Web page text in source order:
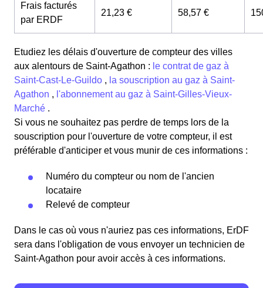
Frais facturés
par ERDF
21,23 € 58,57 €
Etudiez les délais d'ouverture de compteur des villes
aux alentours de Saint-Agathon : le contrat de gaz à
Saint-Cast-Le-Guildo , la souscription au gaz à Saint-
Agathon , l'abonnement au gaz à Saint-Gilles-Vieux-
Marché .
Si vous ne souhaitez pas perdre de temps lors de la
souscription pour l'ouverture de votre compteur, il est
préférable d'anticiper et vous munir de ces informations :
Numéro du compteur ou nom de l'ancien
locataire
Relevé de compteur
Dans le cas où vous n'auriez pas ces informations, ErDF
sera dans l'obligation de vous envoyer un technicien de
Saint-Agathon pour avoir accès à ces informations.